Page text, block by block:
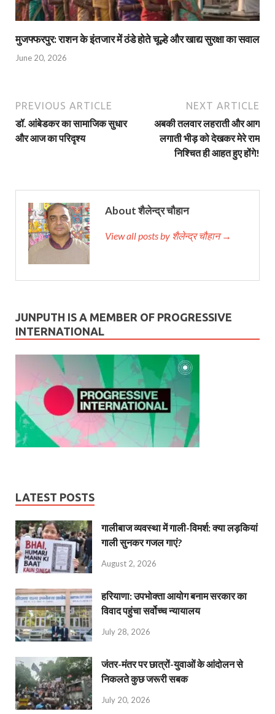
मुजफ्फरपुर: राशन के इंतजार में ठंडे होते चूल्हे और खाद्य सुरक्षा का सवाल
June 20, 2026
PREVIOUS ARTICLE
डॉ. आंबेडकर का सामाजिक सुधार
और आज का परिदृश्य
NEXT ARTICLE
अबकी तलवार लहराती और आग
लगाती भीड़ को देखकर मेरे राम
निश्चित ही आहत हुए होंगे!
About शैलेन्द्र चौहान
View all posts by शैलेन्द्र चौहान →
JUNPUTH IS A MEMBER OF PROGRESSIVE
INTERNATIONAL
LATEST POSTS
गालीबाज व्‍यवस्‍था में गाली-विमर्श: क्या लड़कियां
गाली सुनकर गजल गाएं?
August 2, 2026
हरियाणा: उपभोक्ता आयोग बनाम सरकार का
विवाद पहुंचा सर्वोच्च न्यायालय
July 28, 2026
जंतर-मंतर पर छात्रों-युवाओं के आंदोलन से
निकलते कुछ जरूरी सबक
July 20, 2026